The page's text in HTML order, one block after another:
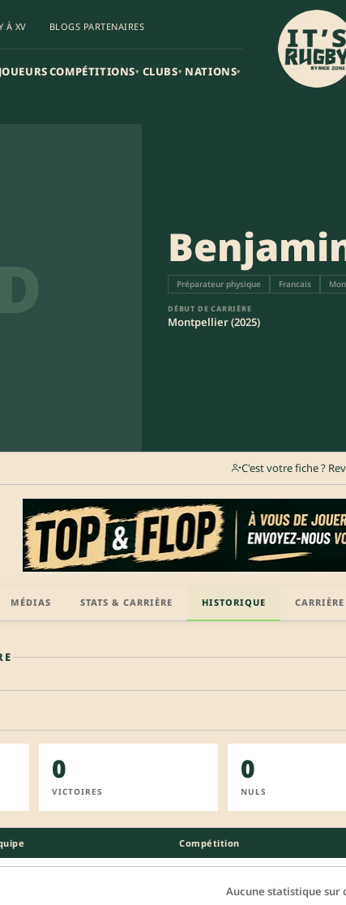
À XV BLOGS PARTENAIRES
JOUEURSCOMPÉTITIONS▾ CLUBS▾ NATIONS▾
Préparateur physique Francais
DÉBUT DE CARRIÈRE
Montpellier (2025)
C'est votre fiche ?
MÉDIAS STATS & CARRIÈRE HISTORIQUE CARRIÈRE
0
VICTOIRES
0
NULS
Compétition
Aucune statistique sur